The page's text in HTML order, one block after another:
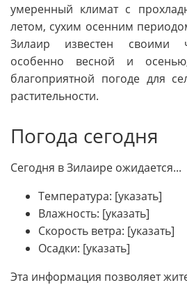
умеренный климат с
летом, сухим осенним
Зилаир известен своими
особенно весной и
благоприятной погоде для
растительности.
Погода сегодня
Сегодня в Зилаире ожидается...
Температура: [указать]
Влажность: [указать]
Скорость ветра: [указать]
Осадки: [указать]
Эта информация позволяет